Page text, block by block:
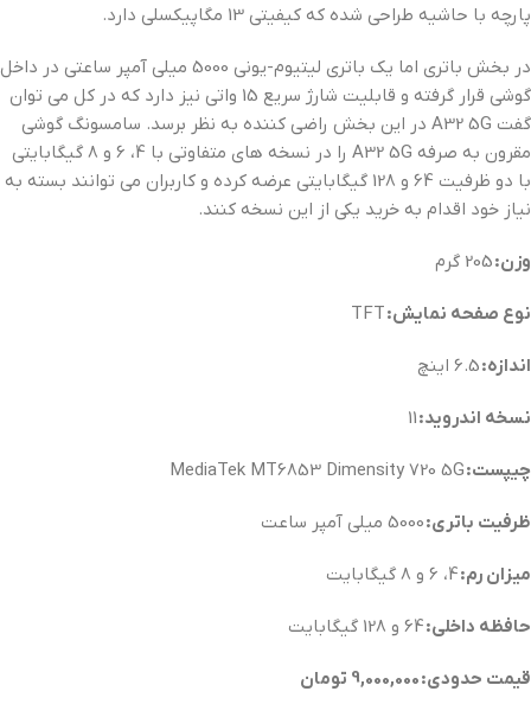
پارچه با حاشیه طراحی شده که کیفیتی 13 مگاپیکسلی دارد.
در بخش باتری اما یک باتری لیتیوم-یونی 5000 میلی آمپر ساعتی در داخل
گوشی قرار گرفته و قابلیت شارژ سریع 15 واتی نیز دارد که در کل می توان
گفت A32 5G در این بخش راضی کننده به نظر برسد. سامسونگ گوشی
مقرون به صرفه A32 5G را در نسخه های متفاوتی با 4، 6 و 8 گیگابایتی
با دو ظرفیت 64 و 128 گیگابایتی عرضه کرده و کاربران می توانند بسته به
نیاز خود اقدام به خرید یکی از این نسخه کنند.
وزن:
نوع صفحه نمایش:TFT
اندازه:
نسخه اندروید:
چیپست:
ظرفیت باتری:
میزان رم:
حافظه داخلی:
قیمت حدودی: 9,000,000 تومان